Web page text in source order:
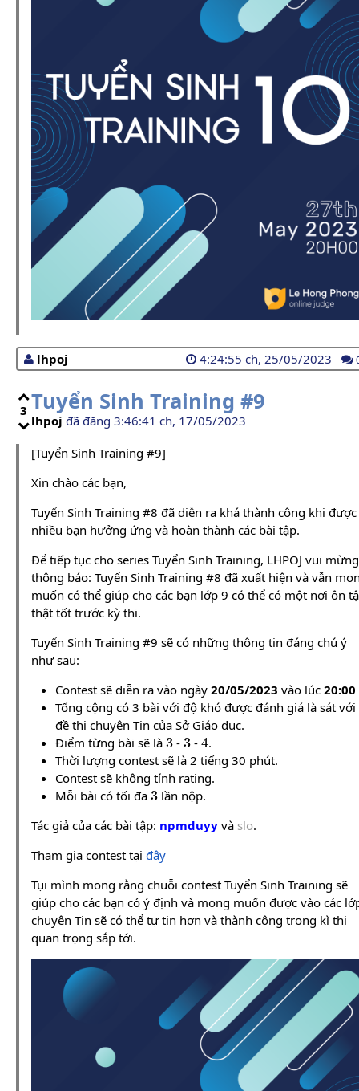
lhpoj 4:24:55 ch, 25/05/2023
3 Tuyển Sinh Training #9
lhpoj đã đăng 3:46:41 ch, 17/05/2023
[Tuyển Sinh Training #9]
Xin chào các bạn,
Tuyển Sinh Training #8 đã diễn ra khá thành công khi được
nhiều bạn hưởng ứng và hoàn thành các bài tập.
Để tiếp tục cho series Tuyển Sinh Training, LHPOJ vui mừng
thông báo: Tuyển Sinh Training #8 đã xuất hiện và vẫn
muốn có thể giúp cho các bạn lớp 9 có thể có một nơi ôn
thật tốt trước kỳ thi.
Tuyển Sinh Training #9 sẽ có những thông tin đáng chú ý
như sau:
Contest sẽ diễn ra vào ngày 20/05/2023 vào lúc 20:00
Tổng cộng có 3 bài với độ khó được đánh giá là sát với
đề thi chuyên Tin của Sở Giáo dục.
Điểm từng bài sẽ là
3
-
3
-
4
.
Thời lượng contest sẽ là 2 tiếng 30 phút.
Contest sẽ không tính rating.
Mỗi bài có tối đa
3
lần nộp.
Tác giả của các bài tập: npmduyy và slo.
Tham gia contest tại đây
Tụi mình mong rằng chuỗi contest Tuyển Sinh Training sẽ
giúp cho các bạn có ý định và mong muốn được vào các
chuyên Tin sẽ có thể tự tin hơn và thành công trong kì thi
quan trọng sắp tới.